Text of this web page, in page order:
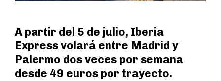
A partir del 5 de julio, Iberia
Express volará entre Madrid y
Palermo dos veces por semana
desde 49 euros por trayecto.